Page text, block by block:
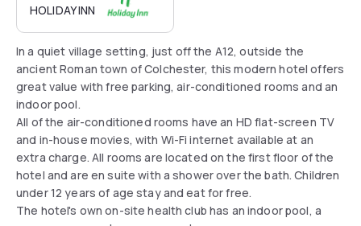
HOLIDAY INN
In a quiet village setting, just off the A12, outside the
ancient Roman town of Colchester, this modern hotel offers
great value with free parking, air-conditioned rooms and an
indoor pool.
All of the air-conditioned rooms have an HD flat-screen TV
and in-house movies, with Wi-Fi internet available at an
extra charge. All rooms are located on the first floor of the
hotel and are en suite with a shower over the bath. Children
under 12 years of age stay and eat for free.
The hotel's own on-site health club has an indoor pool, a